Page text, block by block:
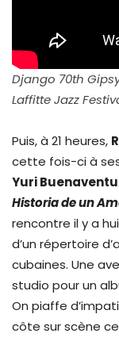
Django 70th
Laffitte Jazz
Puis, à 21 heures,
cette fois-ci à
Yuri
Historia de un
rencontre il y a
d’un répertoire
cubaines. Une
studio pour un
On piaffe
côte sur scène